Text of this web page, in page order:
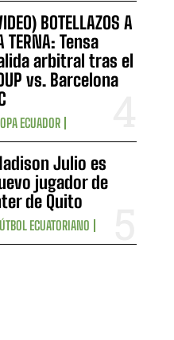
BOTELLAZOS A
TERNA: Tensa
arbitral tras el
vs. Barcelona
ECUADOR
Julio es
jugador de
de Quito
ECUATORIANO